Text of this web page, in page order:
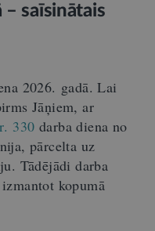
– saīsinātais
2026. gadā. Lai
Jāņiem, ar
330 darba diena no
pārcelta uz
Tādējādi darba
kopumā